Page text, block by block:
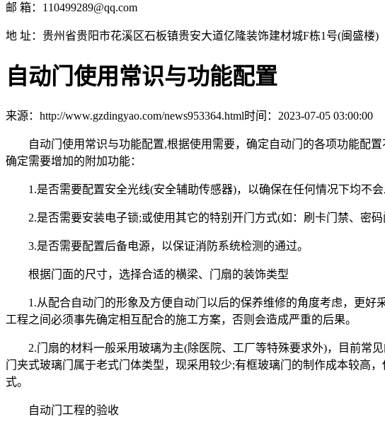
邮 箱：110499289@qq.com
地 址：贵州省贵阳市花溪区石板镇贵安大道亿隆装饰建材城F栋1号(闽盛楼)
自动门使用常识与功能配置
来源：http://www.gzdingyao.com/news953364.html时间：2023-07-05 03:00:00
自动门使用常识与功能配置,根据使用需要，确定自动门的各项功能配置
确定需要增加的附加功能：
1.是否需要配置安全光线(安全辅助传感器)，以确保在任何情况下均不会
2.是否需要安装电子锁;或使用其它的特别开门方式(如：刷卡门禁、密码
3.是否需要配置后备电源，以保证消防系统检测的通过。
根据门面的尺寸，选择合适的横梁、门扇的装饰类型
1.从配合自动门的形象及方便自动门以后的保养维修的角度考虑，更好
工程之间必须事先确定相互配合的施工方案，否则会造成严重的后果。
2.门扇的材料一般采用玻璃为主(除医院、工厂等特殊要求外)，目前常见
门夹式玻璃门属于老式门体类型，现采用较少;有框玻璃门的制作成本较高
式。
自动门工程的验收